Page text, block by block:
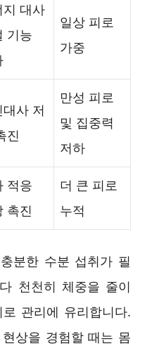
지 대사
기능
일상 피로
가중
대사 저
진
만성 피로
및 집중력
저하
적응
촉진
더 큰 피로
누적
분한 수분 섭취가 필
천천히 체중을 줄이
관리에 유리합니다.
상을 경험할 때는 몸